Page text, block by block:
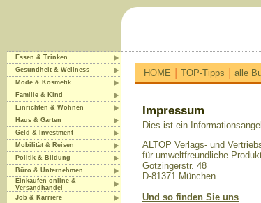
Essen & Trinken
Gesundheit & Wellness
Mode & Kosmetik
Familie & Kind
Einrichten & Wohnen
Haus & Garten
Geld & Investment
Mobilität & Reisen
Politik & Bildung
Büro & Unternehmen
Einkaufen online &
Versandhandel
Job & Karriere
HOME | TOP-Tipps | alle
Impressum
Dies ist ein
ALTOP Verlags- und
für umweltfreundliche
Gotzingerstr. 48
D-81371 München
Und so finden Sie uns